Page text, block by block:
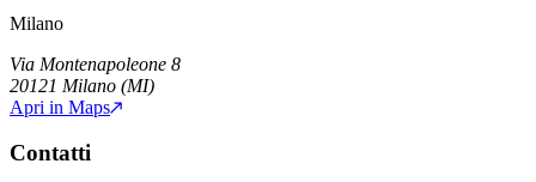
Milano
Via Montenapoleone 8
20121 Milano (MI)
Apri in Maps
Contatti